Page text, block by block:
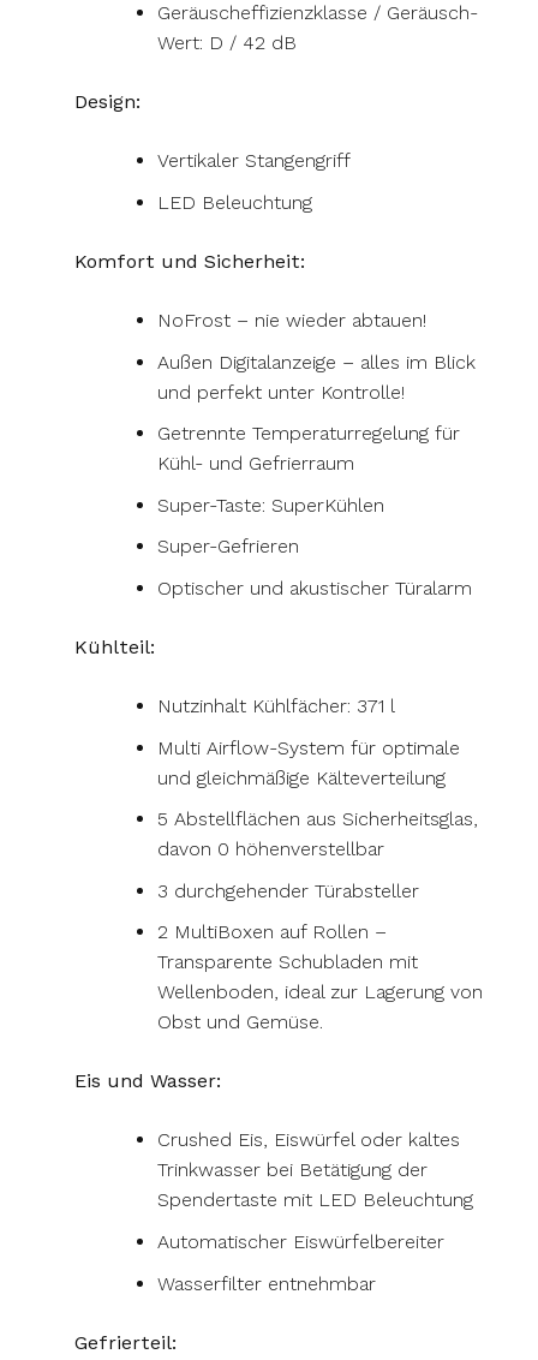
Geräuscheffizienzklasse / Geräusch-
Wert: D / 42 dB
Design:
Vertikaler Stangengriff
LED Beleuchtung
Komfort und Sicherheit:
NoFrost – nie wieder abtauen!
Außen Digitalanzeige – alles im Blick
und perfekt unter Kontrolle!
Getrennte Temperaturregelung für
Kühl- und Gefrierraum
Super-Taste: SuperKühlen
Super-Gefrieren
Optischer und akustischer Türalarm
Kühlteil:
Nutzinhalt Kühlfächer: 371 l
Multi Airflow-System für optimale
und gleichmäßige Kälteverteilung
5 Abstellflächen aus Sicherheitsglas,
davon 0 höhenverstellbar
3 durchgehender Türabsteller
2 MultiBoxen auf Rollen –
Transparente Schubladen mit
Wellenboden, ideal zur Lagerung von
Obst und Gemüse.
Eis und Wasser:
Crushed Eis, Eiswürfel oder kaltes
Trinkwasser bei Betätigung der
Spendertaste mit LED Beleuchtung
Automatischer Eiswürfelbereiter
Wasserfilter entnehmbar
Gefrierteil: